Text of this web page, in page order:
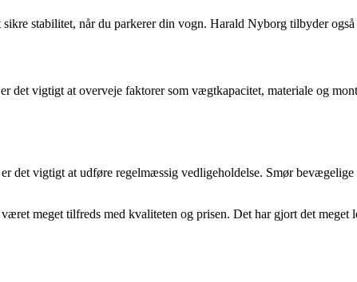
stabilitet, når du parkerer din vogn. Harald Nyborg tilbyder
det vigtigt at overveje faktorer som vægtkapacitet, materiale og
det vigtigt at udføre regelmæssig vedligeholdelse. Smør
meget tilfreds med kvaliteten og prisen. Det har gjort det meget